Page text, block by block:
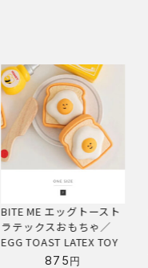
MANDARINE BROTHERS
ラテックス ビバレッジ
トイ／LATEX BEVERAGE